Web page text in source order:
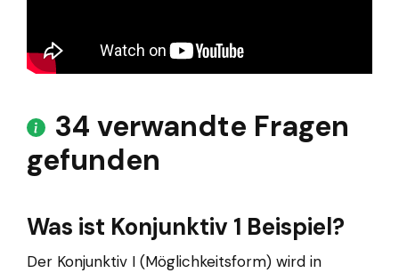
34 verwandte Fragen
gefunden
Was ist Konjunktiv 1 Beispiel?
Der Konjunktiv I (Möglichkeitsform) wird in